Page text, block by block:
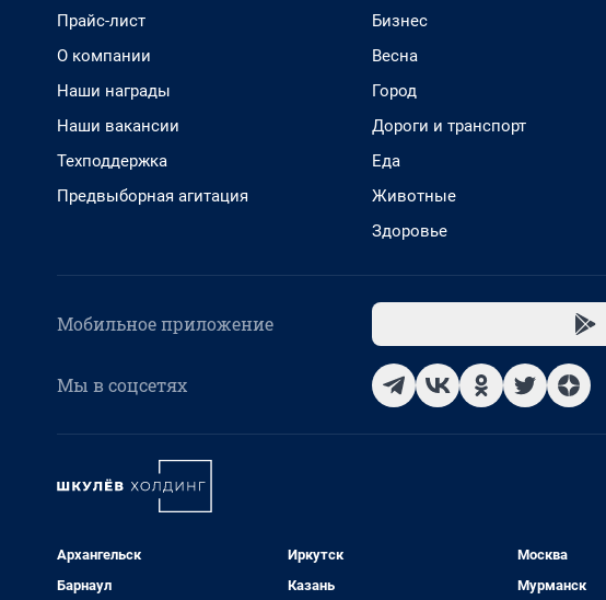
Прайс-лист
О компании
Наши награды
Наши вакансии
Техподдержка
Предвыборная агитация
Бизнес
Весна
Город
Дороги и транспорт
Еда
Животные
Здоровье
Мобильное приложение
Мы в соцсетях
Архангельск
Барнаул
Иркутск
Казань
Москва
Мурманск